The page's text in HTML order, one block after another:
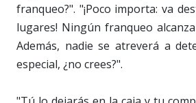
franqueo?". "¡Poco importa: va
lugares! Ningún franqueo
Además, nadie se atreverá a
especial, ¿no crees?".